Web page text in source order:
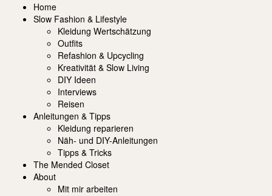
Home
Slow Fashion & Lifestyle
Kleidung Wertschätzung
Outfits
Refashion & Upcycling
Kreativität & Slow Living
DIY Ideen
Interviews
Reisen
Anleitungen & Tipps
Kleidung reparieren
Näh- und DIY-Anleitungen
Tipps & Tricks
The Mended Closet
About
Mit mir arbeiten